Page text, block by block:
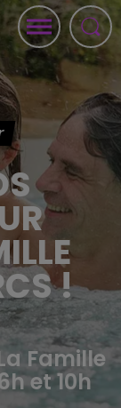
!
Famille
et 10h